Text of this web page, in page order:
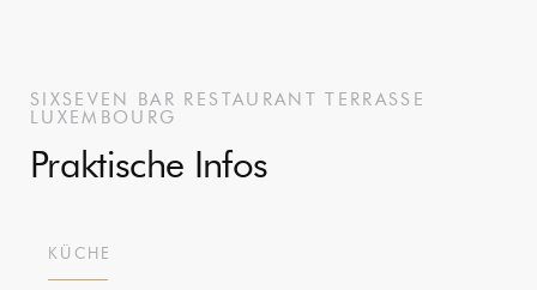
SIXSEVEN BAR RESTAURANT TERRASSE
LUXEMBOURG
Praktische Infos
KÜCHE